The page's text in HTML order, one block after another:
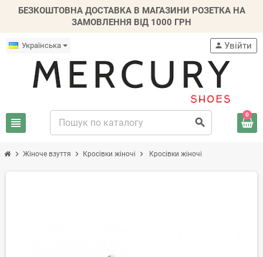
БЕЗКОШТОВНА ДОСТАВКА В МАГАЗИНИ РОЗЕТКА НА
ЗАМОВЛЕННЯ ВІД 1000 ГРН
Українська
view_headline search
person Увійти
0
chevron_right Жіноче взуття chevron_right Кросівки жіночі chevron_right Кросівки жіночі